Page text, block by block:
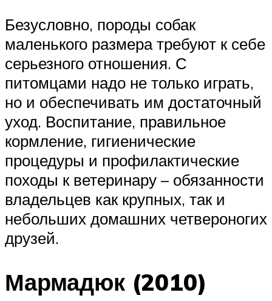
Безусловно, породы собак
маленького размера требуют к себе
серьезного отношения. С
питомцами надо не только играть,
но и обеспечивать им достаточный
уход. Воспитание, правильное
кормление, гигиенические
процедуры и профилактические
походы к ветеринару – обязанности
владельцев как крупных, так и
небольших домашних четвероногих
друзей.
Мармадюк (2010)